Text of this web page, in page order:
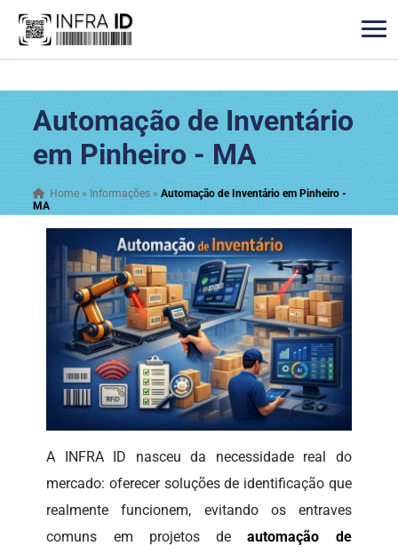
Automação de Inventário
em Pinheiro - MA
Home » Informações »Automação de Inventário em Pinheiro -
MA
A INFRA ID nasceu da necessidade real do
mercado: oferecer soluções de identificação que
realmente funcionem, evitando os entraves
comuns em projetos deautomação de